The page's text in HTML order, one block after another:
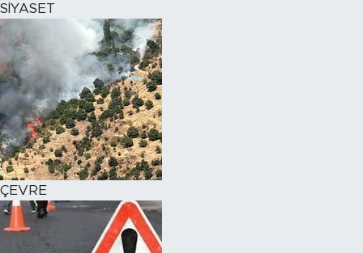
SİYASET
ÇEVRE